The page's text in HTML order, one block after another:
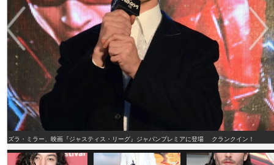
エズラ・ミラー、映画『ジャスティス・リーグ』ジャパンプレミアに登場 クランクイン！